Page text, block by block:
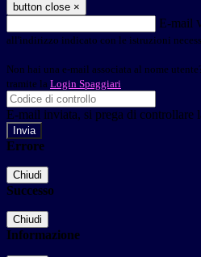
button close ×
E-mail
all'indirizzo indicato con le istruzioni
Non hai una e-mail associata al nome
tramite la Login Spaggiari
E-mail inviata, si prega di controllare
Errore
Chiudi
Successo
Chiudi
Informazione